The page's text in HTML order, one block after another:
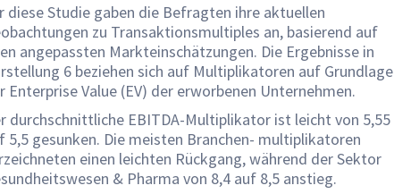
diese Studie gaben die Befragten ihre aktuellen
zu Transaktionsmultiples an, basierend auf
angepassten Markteinschätzungen. Die Ergebnisse in
6 beziehen sich auf Multiplikatoren auf Grundlage
Enterprise Value (EV) der erworbenen Unternehmen.
durchschnittliche EBITDA-Multiplikator ist leicht von 5,55
5,5 gesunken. Die meisten Branchen- multiplikatoren
einen leichten Rückgang, während der Sektor
& Pharma von 8,4 auf 8,5 anstieg.